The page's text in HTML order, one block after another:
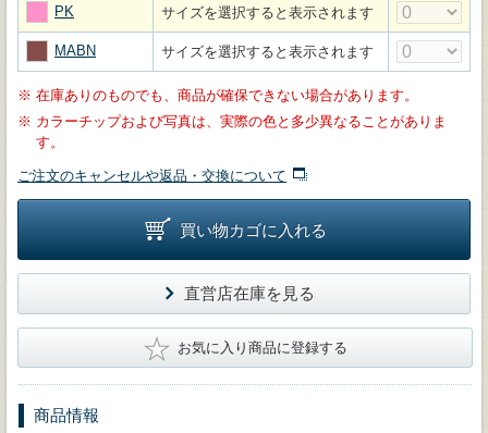
PK サイズを選択すると表示されます
MABN サイズを選択すると表示されます
※ 在庫ありのものでも、商品が確保できない場合があります。
※ カラーチップおよび写真は、実際の色と多少異なることがありま
す。
ご注文のキャンセルや返品・交換について
買い物カゴに入れる
直営店在庫を見る
★ お気に入り商品に登録する
商品情報